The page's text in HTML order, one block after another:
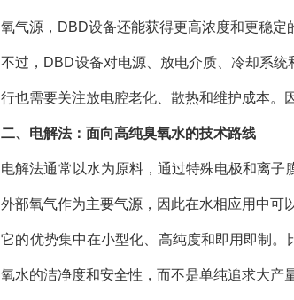
氧气源，DBD设备还能获得更高浓度和更稳定
不过，DBD设备对电源、放电介质、冷却系
行也需要关注放电腔老化、散热和维护成本。
二、电解法：面向高纯臭氧水的技术路线
电解法通常以水为原料，通过特殊电极和离
外部氧气作为主要气源，因此在水相应用中可
它的优势集中在小型化、高纯度和即用即制
氧水的洁净度和安全性，而不是单纯追求大产量